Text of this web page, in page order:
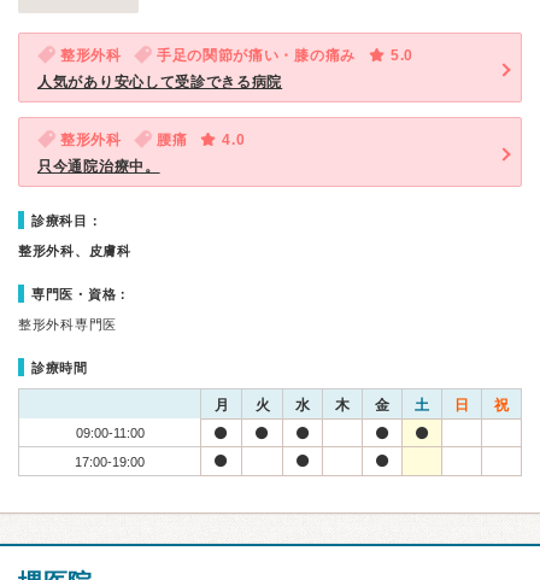
整形外科 手足の関節が痛い・膝の痛み
5.0
人気があり安心して受診できる病院
整形外科 腰痛
4.0
只今通院治療中。
診療科目：
整形外科、皮膚科
専門医・資格：
整形外科専門医
診療時間
月 火 水 木 金 土 日 祝
09:00-11:00
17:00-19:00